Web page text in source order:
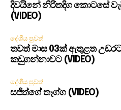
දිවයිනේ නිරිතදිග කොටසේ
(VIDEO)
දේශීය පුවත්
තවත් මාස 03ක් ඇතුළත
කඩුගන්නාවට (VIDEO)
දේශීය පුවත්
සජිත්ගේ තෑග්ග (VIDEO)